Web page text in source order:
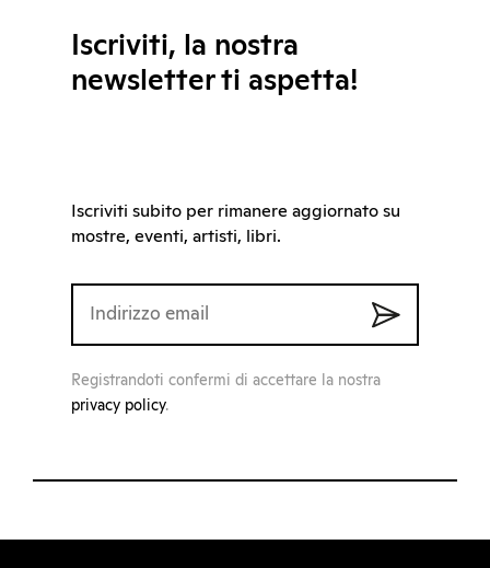
Iscriviti, la nostra
newsletter ti aspetta!
Iscriviti subito per rimanere aggiornato su
mostre, eventi, artisti, libri.
Registrandoti confermi di accettare la nostra
privacy policy.